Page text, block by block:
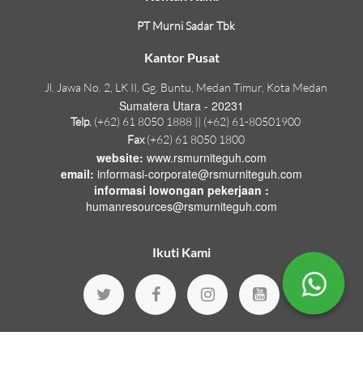
PT Murni Sadar Tbk
Kantor Pusat
Jl. Jawa No. 2, LK II, Gg. Buntu, Medan Timur, Kota Medan
Sumatera Utara - 20231
Telp. (+62) 61 8050 1888 || (+62) 61-80501900
Fax(+62) 61 8050 1800
website: www.rsmurniteguh.com
email: informasi-corporate@rsmurniteguh.com
informasi lowongan pekerjaan :
humanresources@rsmurniteguh.com
Ikuti Kami